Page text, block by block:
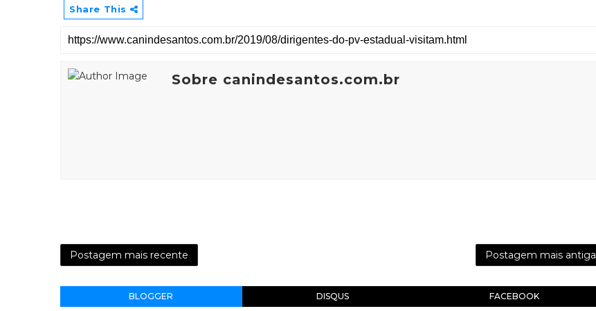
Share This
Sobre canindesantos.com.br
Postagem mais recente Postagem mais antiga
BLOGGER DISQUS FACEBOOK